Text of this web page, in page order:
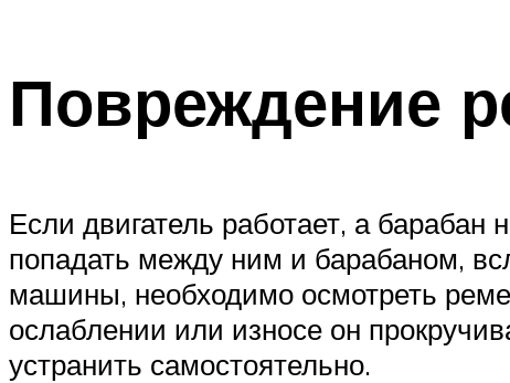
Повреждение
Если двигатель работает, а
попадать между ним и барабаном,
машины, необходимо осмотреть
ослаблении или износе он
устранить самостоятельно.